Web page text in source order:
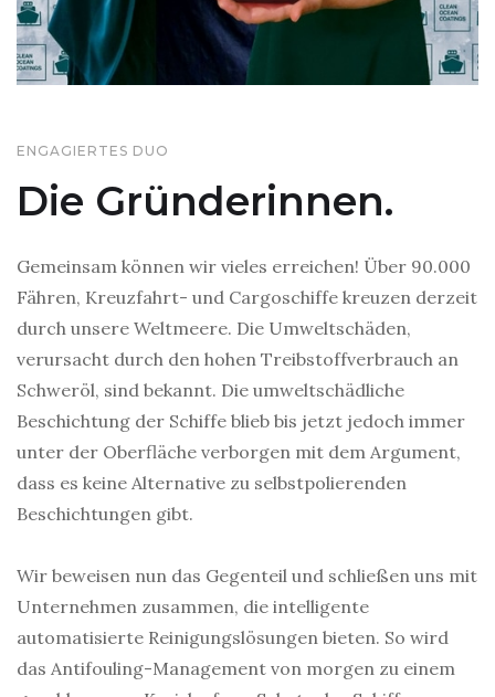
ENGAGIERTES DUO
Die Gründerinnen.
Gemeinsam können wir vieles erreichen! Über 90.000
Fähren, Kreuzfahrt- und Cargoschiffe kreuzen derzeit
durch unsere Weltmeere. Die Umweltschäden,
verursacht durch den hohen Treibstoffverbrauch an
Schweröl, sind bekannt. Die umweltschädliche
Beschichtung der Schiffe blieb bis jetzt jedoch immer
unter der Oberfläche verborgen mit dem Argument,
dass es keine Alternative zu selbstpolierenden
Beschichtungen gibt.
Wir beweisen nun das Gegenteil und schließen uns mit
Unternehmen zusammen, die intelligente
automatisierte Reinigungslösungen bieten. So wird
das Antifouling-Management von morgen zu einem